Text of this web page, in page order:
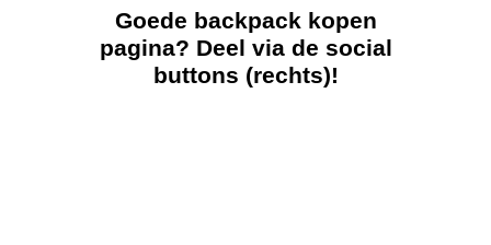
Goede backpack kopen
pagina? Deel via de social
buttons (rechts)!